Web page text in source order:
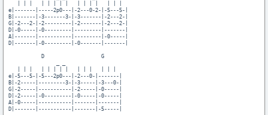
e|-------|-----2p0---|-2---0-2-|-5---5-|
B|-------|-3-------3-|-3-------|-2---2-|
G|-2---2-|-2---------|-2-------|-2---2-|
D|-0-----|-0---------|---------|-------|
A|-------|-----------|---------|-0-----|
D|-------|-0---------|-0-------|-------|
           D                   G
e|-5---5-|-5---2p0---|-2---0-|-------|
B|-2-----|---------3-|-3-----|-3---0-|
G|-2-----|-----------|-2-----|-0-----|
D|-2-----|-0---------|-0-----|-0-----|
A|-0-----|-----------|-------|-------|
D|-------|-----------|-------|-5-----|